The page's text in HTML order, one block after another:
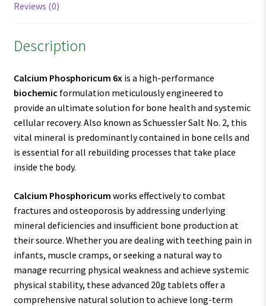
Reviews (0)
Description
Calcium Phosphoricum 6xis a high-performance
biochemic formulation meticulously engineered to
provide an ultimate solution for bone health and systemic
cellular recovery. Also known as Schuessler Salt No. 2, this
vital mineral is predominantly contained in bone cells and
is essential for all rebuilding processes that take place
inside the body.
Calcium Phosphoricum works effectively to combat
fractures and osteoporosis by addressing underlying
mineral deficiencies and insufficient bone production at
their source. Whether you are dealing with teething pain in
infants, muscle cramps, or seeking a natural way to
manage recurring physical weakness and achieve systemic
physical stability, these advanced 20g tablets offer a
comprehensive natural solution to achieve long-term